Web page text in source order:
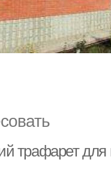
трафарет для